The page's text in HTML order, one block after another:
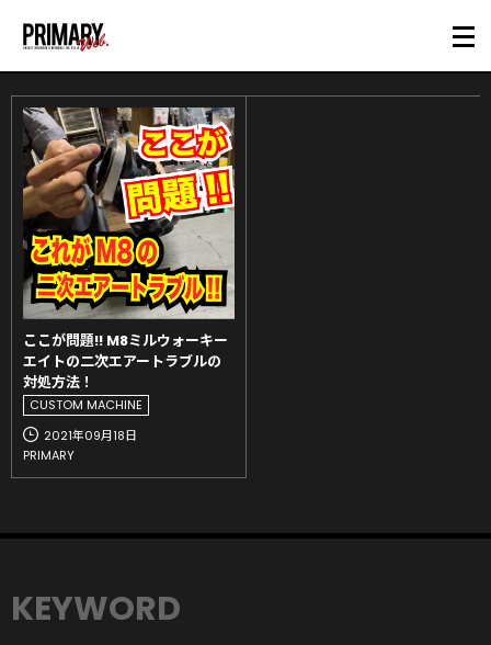
ここが問題!! M8ミルウォーキー
エイトの二次エアートラブルの
対処方法！
CUSTOM MACHINE
2021年09月18日
PRIMARY
KEYWORD